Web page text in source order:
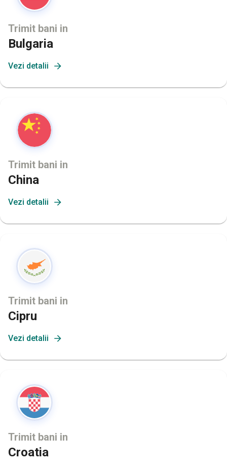
Trimit bani in
Bulgaria
Vezi detalii
Trimit bani in
China
Vezi detalii
Trimit bani in
Cipru
Vezi detalii
Trimit bani in
Croatia